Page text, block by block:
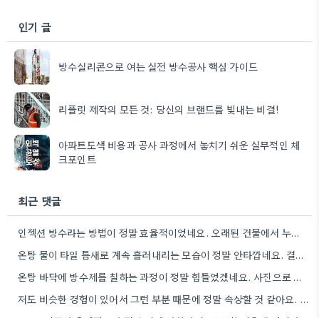
인기 글
방수실리콘으로 여는 실전 방수공사 핵심 가이드
리플릿 제작의 모든 것: 당신의 브랜드를 빛내는 비결!
아파트도색 비용과 공사 과정에서 놓치기 쉬운 실무적인 체
크포인트
최근 댓글
인젝션 방수라는 방법이 정말 효율적이었네요. 오래된 건물에서 누수 문제를 해결하는 데 효과적인 선택인 것 같아요.
온탕 물이 타일 틈새로 계속 흘러내리는 모습이 정말 안타깝네요. 결국 전문가를 찾으신 것 다행입니다.
온탕 바닥에 방수제를 칠하는 과정이 정말 힘들었겠네요. 사진으로 봤을 때 타일 틈새에 붓는 모습이 특히…
저도 비슷한 경험이 있어서 그런 부분 때문에 정말 속상할 것 같아요. 틈새 꼼꼼하게 처리하는 게…